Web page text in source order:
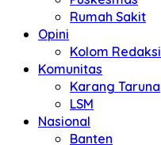
Rumah Sakit
Opini
Kolom Redaksi
Komunitas
Karang Taruna
LSM
Nasional
Banten